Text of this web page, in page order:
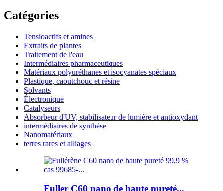
Catégories
Tensioactifs et amines
Extraits de plantes
Traitement de l'eau
Intermédiaires pharmaceutiques
Matériaux polyuréthanes et isocyanates spéciaux
Plastique, caoutchouc et résine
Solvants
Électronique
Catalyseurs
Absorbeur d'UV, stabilisateur de lumière et antioxydant
intermédiaires de synthèse
Nanomatériaux
terres rares et alliages
Fuller C60 nano de haute pureté...